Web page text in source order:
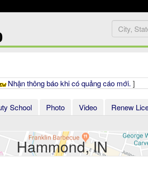
Nhận thông báo khi có quảng cáo mới. ]
School Photo Video
Renew
Hammond, IN